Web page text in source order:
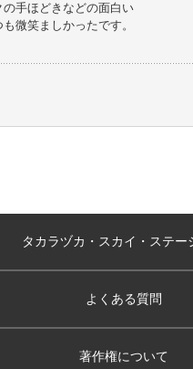
手ほどきなどの面白い
微笑ましかったです。
タカラヅカ・スカイ ・ステー
よくある質問
著作権について